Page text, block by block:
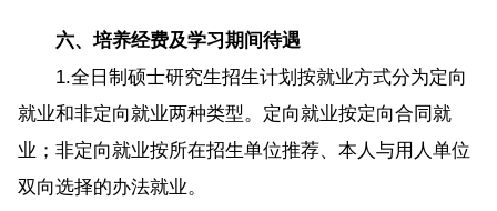
六、培养经费及学习期间待遇
1.全日制硕士研究生招生计划按就业方式分为定向
就业和非定向就业两种类型。定向就业按定向合同就
业；非定向就业按所在招生单位推荐、本人与用人单位
双向选择的办法就业。